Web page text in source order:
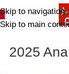
Skip to navigation
Skip to main
2025